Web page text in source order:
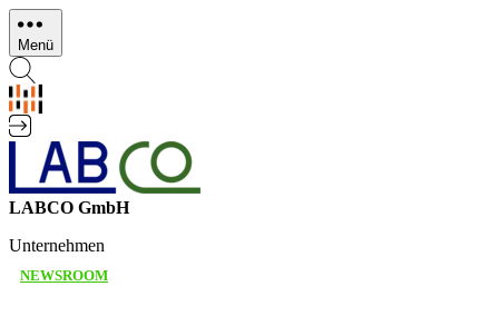
Direkt
zum
Inhalt
Menü
LABCO GmbH
Unternehmen
NEWSROOM